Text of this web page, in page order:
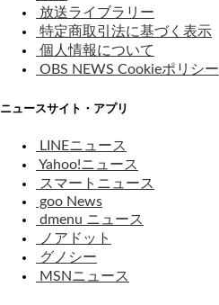
放送ライブラリー
特定商取引法に基づく表示
個人情報について
OBS NEWS Cookieポリシー
ニュースサイト・アプリ
LINEニュース
Yahoo!ニュース
スマートニュース
goo News
dmenu ニュース
ノアドット
グノシー
MSNニュース